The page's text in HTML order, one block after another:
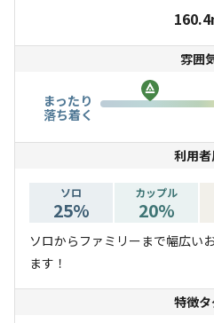
雰囲
まったり
落ち着く
利用者
ソロ
25%
カップル
20%
ソロからファミリーまで幅広い
ます！
特徴